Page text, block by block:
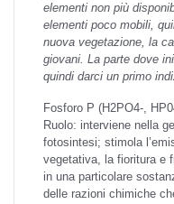
elementi non più
elementi poco mobili,
nuova vegetazione, la
giovani. La parte dove
quindi darci un primo
Fosforo P (H2PO4-,
Ruolo: interviene nella
fotosintesi; stimola
vegetativa, la fioritura e
in una particolare
delle razioni chimiche